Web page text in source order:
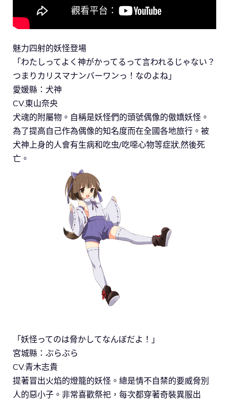
魅力四射的妖怪登場
「わたしってよく神がかってるって言われるじゃない？
つまりカリスマナンバーワンっ！なのよね」
愛媛縣：犬神
CV.東山奈央
犬魂的附屬物。自稱是妖怪們的頭號偶像的傲嬌妖怪。
為了提高自己作為偶像的知名度而在全國各地旅行。被
犬神上身的人會有生病和吃虫/吃噁心物等症狀,然後死
亡。
「妖怪ってのは脅かしてなんぼだよ！」
宮城縣：ぶらぶら
CV.青木志貴
提著冒出火焰的燈籠的妖怪。總是情不自禁的要威脅別
人的惡小子。非常喜歡祭祀，每次都穿著奇裝異服出